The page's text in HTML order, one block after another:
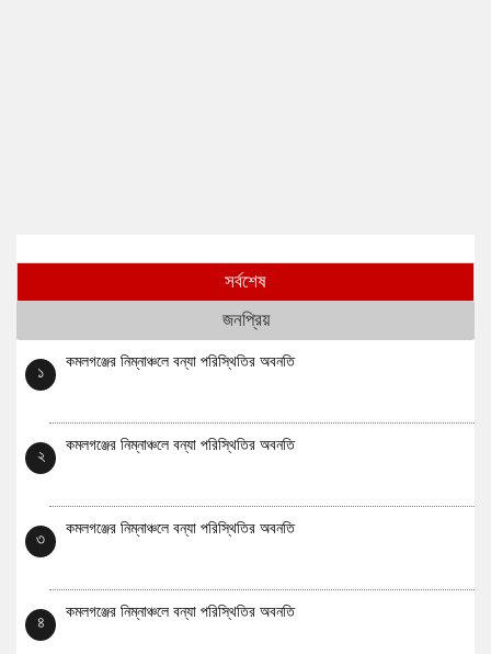
সর্বশেষ
জনপ্রিয়
১
কমলগঞ্জের নিম্নাঞ্চলে বন্যা পরিস্থিতির অবনতি
২
কমলগঞ্জের নিম্নাঞ্চলে বন্যা পরিস্থিতির অবনতি
৩
কমলগঞ্জের নিম্নাঞ্চলে বন্যা পরিস্থিতির অবনতি
৪
কমলগঞ্জের নিম্নাঞ্চলে বন্যা পরিস্থিতির অবনতি